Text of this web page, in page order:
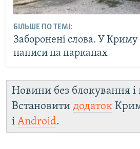
БІЛЬШЕ ПО ТЕМІ:
Заборонені слова. У Криму
написи на парканах
Новини без блокування і
Встановити додаток
і Android.